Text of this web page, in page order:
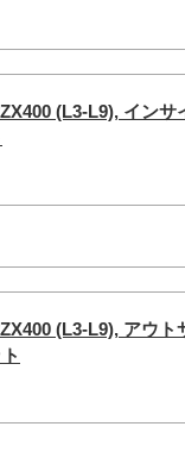
(L3-L9), インサ
(L3-L9), アウト